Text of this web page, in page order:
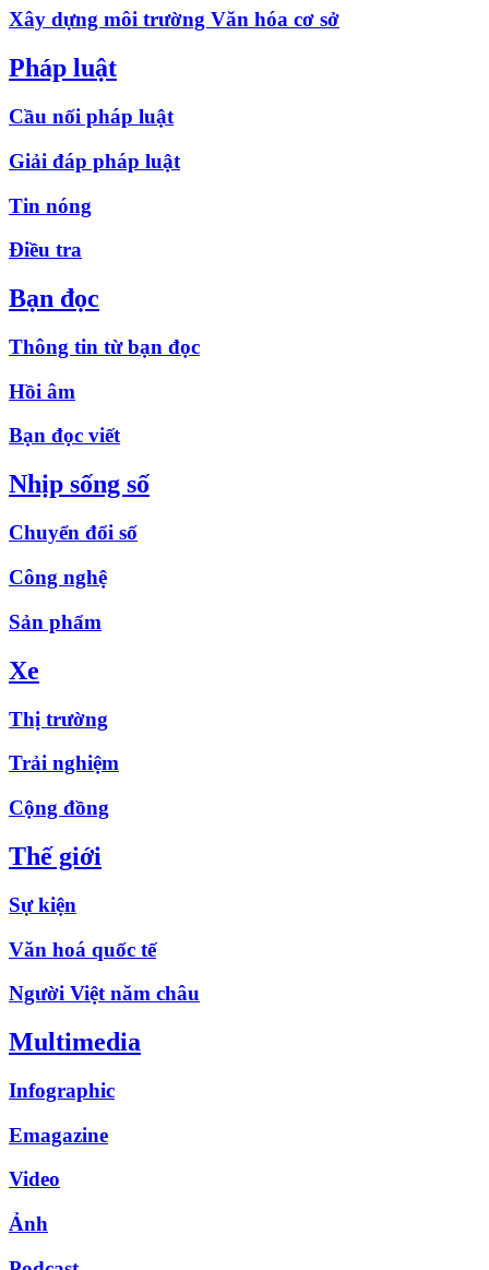
Xây dựng môi trường Văn hóa cơ sở
Pháp luật
Cầu nối pháp luật
Giải đáp pháp luật
Tin nóng
Điều tra
Bạn đọc
Thông tin từ bạn đọc
Hồi âm
Bạn đọc viết
Nhịp sống số
Chuyển đổi số
Công nghệ
Sản phẩm
Xe
Thị trường
Trải nghiệm
Cộng đồng
Thế giới
Sự kiện
Văn hoá quốc tế
Người Việt năm châu
Multimedia
Infographic
Emagazine
Video
Ảnh